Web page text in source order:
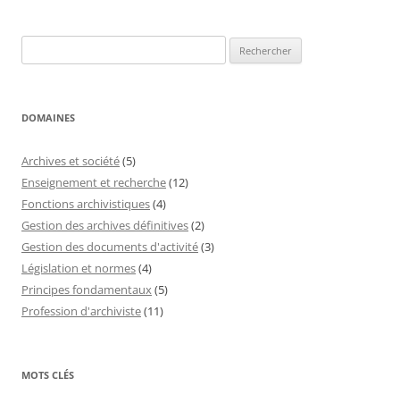
DOMAINES
Archives et société(5)
Enseignement et recherche(12)
Fonctions archivistiques(4)
Gestion des archives définitives(2)
Gestion des documents d'activité(3)
Législation et normes(4)
Principes fondamentaux(5)
Profession d'archiviste(11)
MOTS CLÉS